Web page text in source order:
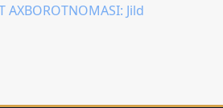
AXBOROTNOMASI: Jild